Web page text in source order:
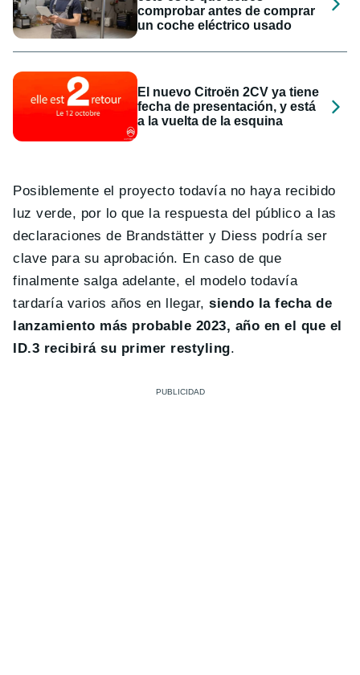
comprobar antes de comprar
un coche eléctrico usado
El nuevo Citroën 2CV ya tiene
fecha de presentación, y está
a la vuelta de la esquina
Posiblemente el proyecto todavía no haya recibido
luz verde, por lo que la respuesta del público a las
declaraciones de Brandstätter y Diess podría ser
clave para su aprobación. En caso de que
finalmente salga adelante, el modelo todavía
tardaría varios años en llegar, siendo la fecha de
lanzamiento más probable 2023, año en el que el
ID.3 recibirá su primer restyling.